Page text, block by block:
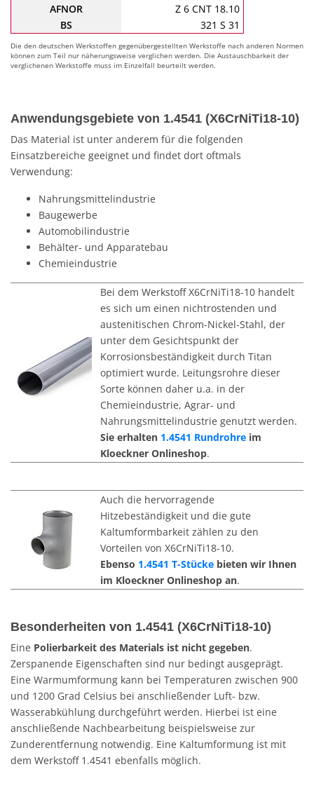
AFNOR
Z 6 CNT 18.10
BS
321 S 31
Die den deutschen Werkstoffen gegenübergestellten Werkstoffe nach anderen Normen
können zum Teil nur näherungsweise verglichen werden. Die Austauschbarkeit der
verglichenen Werkstoffe muss im Einzelfall beurteilt werden.
Anwendungsgebiete von 1.4541 (X6CrNiTi18-10)
Das Material ist unter anderem für die folgenden
Einsatzbereiche geeignet und findet dort oftmals
Verwendung:
Nahrungsmittelindustrie
Baugewerbe
Automobilindustrie
Behälter- und Apparatebau
Chemieindustrie
Bei dem Werkstoff X6CrNiTi18-10 handelt
es sich um einen nichtrostenden und
austenitischen Chrom-Nickel-Stahl, der
unter dem Gesichtspunkt der
Korrosionsbeständigkeit durch Titan
optimiert wurde. Leitungsrohre dieser
Sorte können daher u.a. in der
Chemieindustrie, Agrar- und
Nahrungsmittelindustrie genutzt werden.
Sie erhalten 1.4541 Rundrohre im
Kloeckner Onlineshop.
Auch die hervorragende
Hitzebeständigkeit und die gute
Kaltumformbarkeit zählen zu den
Vorteilen von X6CrNiTi18-10.
Ebenso 1.4541 T-Stücke bieten wir Ihnen
im Kloeckner Onlineshop an.
Besonderheiten von 1.4541 (X6CrNiTi18-10)
Eine Polierbarkeit des Materials ist nicht gegeben.
Zerspanende Eigenschaften sind nur bedingt ausgeprägt.
Eine Warmumformung kann bei Temperaturen zwischen 900
und 1200 Grad Celsius bei anschließender Luft- bzw.
Wasserabkühlung durchgeführt werden. Hierbei ist eine
anschließende Nachbearbeitung beispielsweise zur
Zunderentfernung notwendig. Eine Kaltumformung ist mit
dem Werkstoff 1.4541 ebenfalls möglich.